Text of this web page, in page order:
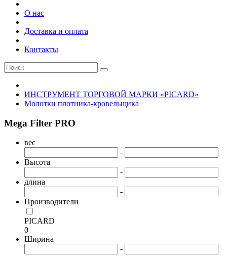
О нас
Доставка и оплата
Контакты
ИНСТРУМЕНТ ТОРГОВОЙ МАРКИ «PICARD»
Молотки плотника-кровельщика
Mega Filter PRO
вес
-
Высота
-
длина
-
Производители
PICARD
0
Ширина
-